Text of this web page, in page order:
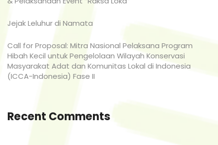
Jejak Leluhur di Namata
Call for Proposal: Mitra Nasional Pelaksana Program
Hibah Kecil untuk Pengelolaan Wilayah Konservasi
Masyarakat Adat dan Komunitas Lokal di Indonesia
(ICCA-Indonesia) Fase II
Recent Comments